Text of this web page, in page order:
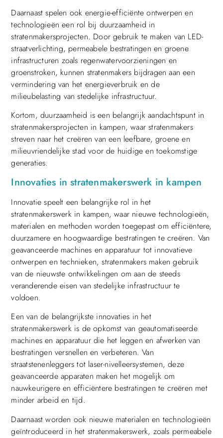
Daarnaast spelen ook energie-efficiënte ontwerpen en
technologieën een rol bij duurzaamheid in
stratenmakersprojecten. Door gebruik te maken van LED-
straatverlichting, permeabele bestratingen en groene
infrastructuren zoals regenwatervoorzieningen en
groenstroken, kunnen stratenmakers bijdragen aan een
vermindering van het energieverbruik en de
milieubelasting van stedelijke infrastructuur.
Kortom, duurzaamheid is een belangrijk aandachtspunt in
stratenmakersprojecten in kampen, waar stratenmakers
streven naar het creëren van een leefbare, groene en
milieuvriendelijke stad voor de huidige en toekomstige
generaties.
Innovaties in stratenmakerswerk in kampen
Innovatie speelt een belangrijke rol in het
stratenmakerswerk in kampen, waar nieuwe technologieën,
materialen en methoden worden toegepast om efficiëntere,
duurzamere en hoogwaardige bestratingen te creëren. Van
geavanceerde machines en apparatuur tot innovatieve
ontwerpen en technieken, stratenmakers maken gebruik
van de nieuwste ontwikkelingen om aan de steeds
veranderende eisen van stedelijke infrastructuur te
voldoen.
Een van de belangrijkste innovaties in het
stratenmakerswerk is de opkomst van geautomatiseerde
machines en apparatuur die het leggen en afwerken van
bestratingen versnellen en verbeteren. Van
straatstenenleggers tot laser-nivelleersystemen, deze
geavanceerde apparaten maken het mogelijk om
nauwkeurigere en efficiëntere bestratingen te creëren met
minder arbeid en tijd.
Daarnaast worden ook nieuwe materialen en technologieën
geïntroduceerd in het stratenmakerswerk, zoals permeabele